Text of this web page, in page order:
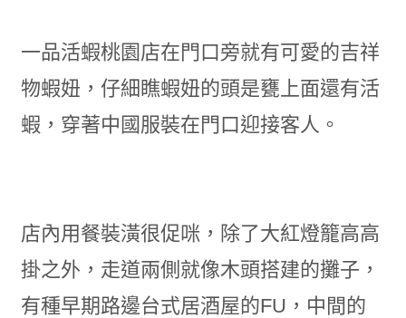
一品活蝦桃園店在門口旁就有可愛的吉祥
物蝦妞，仔細瞧蝦妞的頭是甕上面還有活
蝦，穿著中國服裝在門口迎接客人。
店內用餐裝潢很促咪，除了大紅燈籠高高
掛之外，走道兩側就像木頭搭建的攤子，
有種早期路邊台式居酒屋的FU，中間的